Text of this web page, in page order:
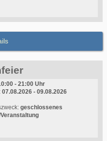
- 21:00 Uhr
07.08.2026 - 09.08.2026
geschlossenes